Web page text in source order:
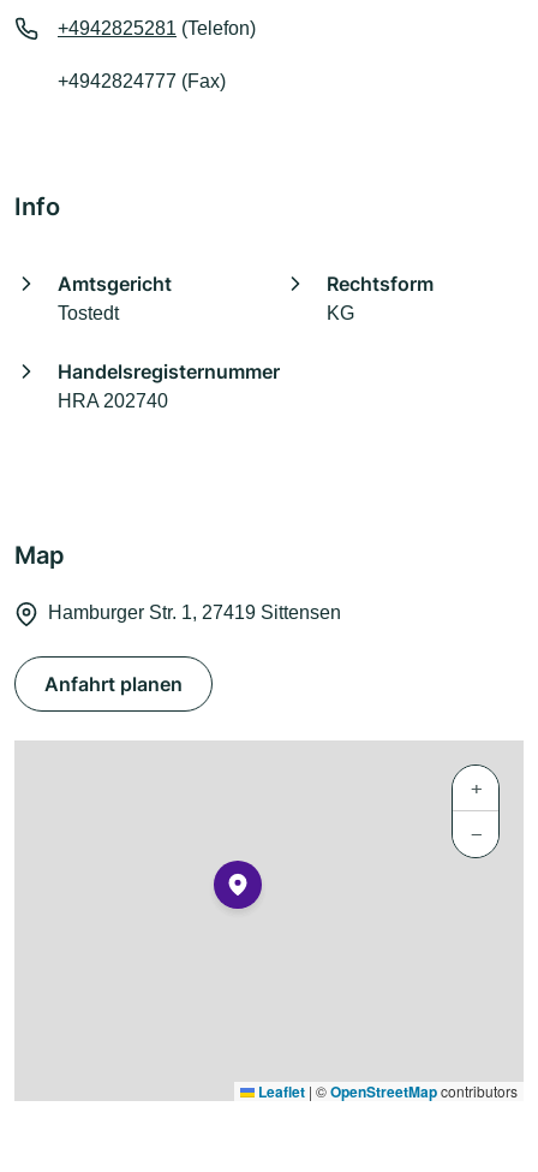
+4942825281 (Telefon)
+4942824777 (Fax)
Info
Amtsgericht
Tostedt
Rechtsform
KG
Handelsregisternummer
HRA 202740
Map
Hamburger Str. 1, 27419 Sittensen
Anfahrt planen
+
−
Leaflet | ©OpenStreetMapcontributors